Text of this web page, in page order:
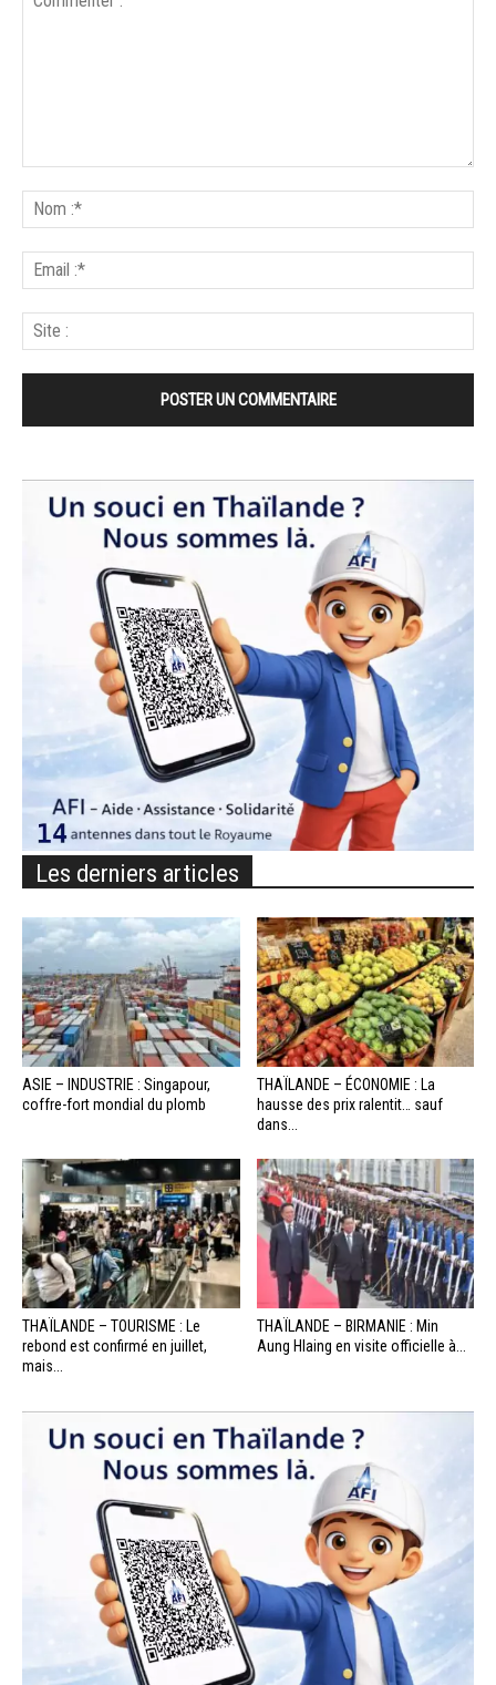
Les derniers articles
ASIE – INDUSTRIE : Singapour,
coffre-fort mondial du plomb
THAÏLANDE – ÉCONOMIE : La
hausse des prix ralentit… sauf
dans...
THAÏLANDE – TOURISME : Le
rebond est confirmé en juillet,
mais...
THAÏLANDE – BIRMANIE : Min
Aung Hlaing en visite officielle à...